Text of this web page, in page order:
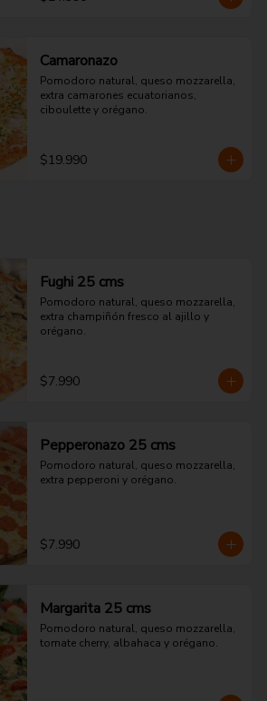
Camaronazo
Pomodoro natural, queso mozzarella,
extra camarones ecuatorianos,
ciboulette y orégano.
$19.990
Fughi 25 cms
Pomodoro natural, queso mozzarella,
extra champiñón fresco al ajillo y
orégano.
$7.990
Pepperonazo 25 cms
Pomodoro natural, queso mozzarella,
extra pepperoni y orégano.
$7.990
Margarita 25 cms
Pomodoro natural, queso mozzarella,
tomate cherry, albahaca y orégano.